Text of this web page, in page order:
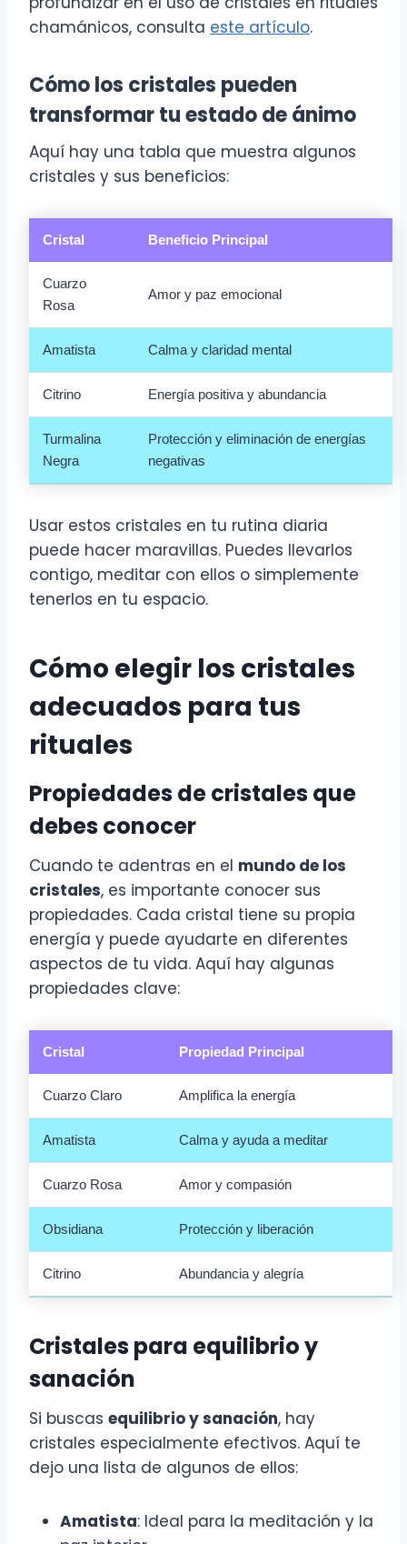
chamánicos, consulta este artículo.
Cómo los cristales pueden
transformar tu estado de ánimo
Aquí hay una tabla que muestra algunos
cristales y sus beneficios:
Cristal Beneficio Principal
Cuarzo
Rosa
Amor y paz emocional
Amatista Calma y claridad mental
Citrino Energía positiva y abundancia
Turmalina
Negra
Protección y eliminación de energías
negativas
Usar estos cristales en tu rutina diaria
puede hacer maravillas. Puedes llevarlos
contigo, meditar con ellos o simplemente
tenerlos en tu espacio.
Cómo elegir los cristales
adecuados para tus
rituales
Propiedades de cristales que
debes conocer
Cuando te adentras en el mundo de los
cristales, es importante conocer sus
propiedades. Cada cristal tiene su propia
energía y puede ayudarte en diferentes
aspectos de tu vida. Aquí hay algunas
propiedades clave:
Cristal Propiedad Principal
Cuarzo Claro Amplifica la energía
Amatista Calma y ayuda a meditar
Cuarzo Rosa Amor y compasión
Obsidiana Protección y liberación
Citrino Abundancia y alegría
Cristales para equilibrio y
sanación
Si buscas equilibrio y sanación, hay
cristales especialmente efectivos. Aquí te
dejo una lista de algunos de ellos:
Amatista: Ideal para la meditación y la